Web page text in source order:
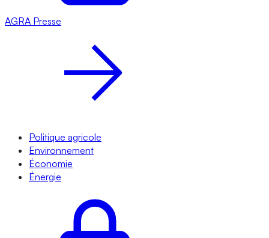
AGRA Presse
Politique agricole
Environnement
Économie
Énergie